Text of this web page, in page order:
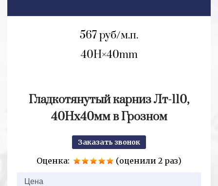
567 руб/м.п.
40H 40mm
Гладкотянутый карниз Лт-110,
40Нх40мм в Грозном
Заказать звонок
Оценка:
(оценили 2 раз)
Цена